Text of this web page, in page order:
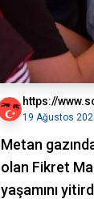
https://
19 Ağustos
Metan
olan Fikret
yaşamını